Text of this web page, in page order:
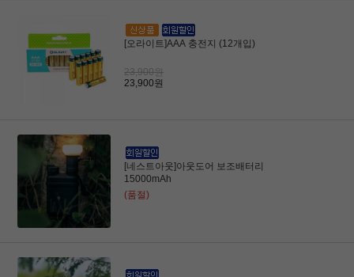
[오라이트]AAA 충전지 (12개입)
23,900원
23,900원
[네스트아웃]아웃도어 보조배터리
15000mAh
(품절)